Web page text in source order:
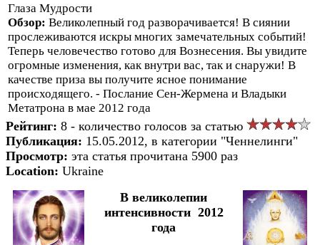
Глаза Мудрости
Обзор: Великолепный год разворачивается! В сиянии
прослеживаются искры многих замечательных событий!
Теперь человечество готово для Вознесения. Вы увидите
огромные изменения, как внутри вас, так и снаружи! В
качестве приза вы получите ясное понимание
происходящего. - Послание Сен-Жермена и Владыки
Метатрона в мае 2012 года
Рейтинг: 8 - количество голосов за статью
Публикация: 15.05.2012, в категории "Ченнелинги"
Просмотр: эта статья прочитана 5900 раз
Location: Ukraine
В великолепии
интенсивности 2012
года